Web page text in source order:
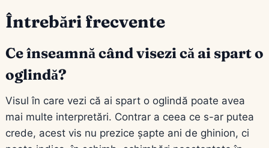
Întrebări frecvente
Ce înseamnă când visezi că ai spart o
oglindă?
Visul în care vezi că ai spart o oglindă poate avea
mai multe interpretări. Contrar a ceea ce s-ar putea
crede, acest vis nu prezice șapte ani de ghinion, ci